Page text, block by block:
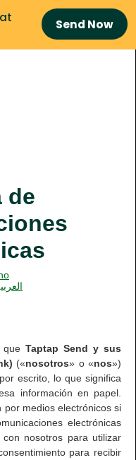
Send Now
de
que Taptap Send y sus
(«nosotros» o «nos»)
escrito, lo que significa
información en papel.
por medios electrónicos si
electrónicas
nosotros para utilizar
para recibir